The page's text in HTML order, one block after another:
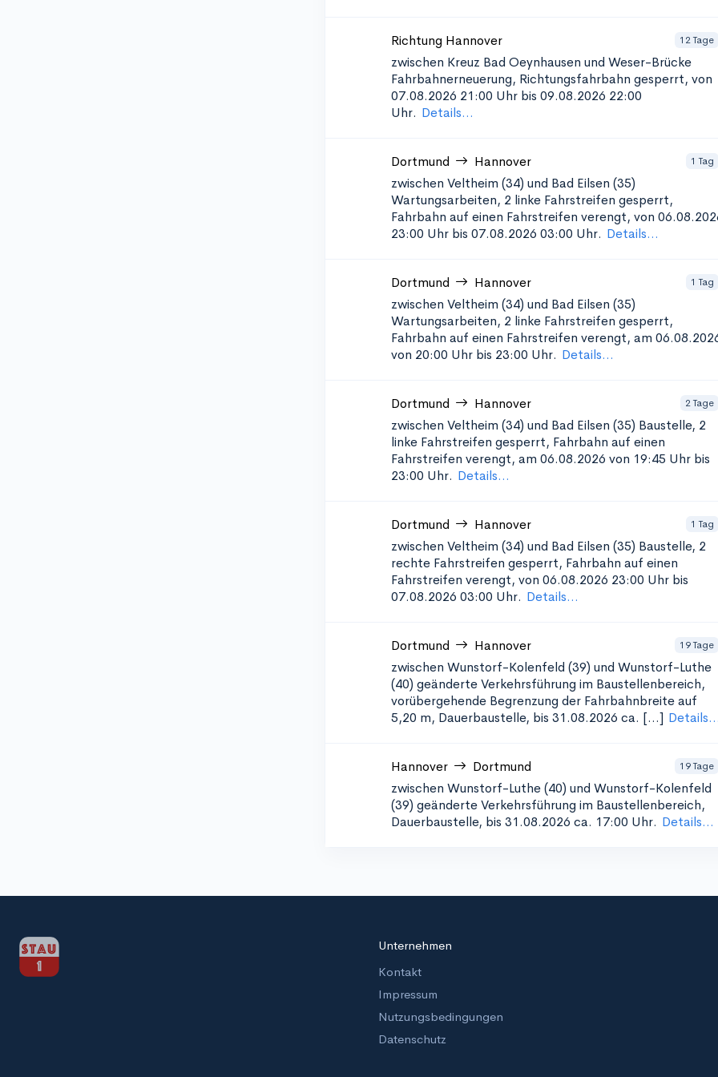
Richtung Hannover 12 Tage
zwischen Kreuz Bad Oeynhausen und Weser-Brücke
Fahrbahnerneuerung, Richtungsfahrbahn gesperrt, von
07.08.2026 21:00 Uhr bis 09.08.2026 22:00
Uhr. Details...
Dortmund Hannover 1 Tag
zwischen Veltheim (34) und Bad Eilsen (35)
Wartungsarbeiten, 2 linke Fahrstreifen gesperrt,
Fahrbahn auf einen Fahrstreifen verengt, von
23:00 Uhr bis 07.08.2026 03:00 Uhr. Details...
Dortmund Hannover 1 Tag
zwischen Veltheim (34) und Bad Eilsen (35)
Wartungsarbeiten, 2 linke Fahrstreifen gesperrt,
Fahrbahn auf einen Fahrstreifen verengt, am
von 20:00 Uhr bis 23:00 Uhr. Details...
Dortmund Hannover 2 Tage
zwischen Veltheim (34) und Bad Eilsen (35) Baustelle, 2
linke Fahrstreifen gesperrt, Fahrbahn auf einen
Fahrstreifen verengt, am 06.08.2026 von 19:45 Uhr bis
23:00 Uhr. Details...
Dortmund Hannover 1 Tag
zwischen Veltheim (34) und Bad Eilsen (35) Baustelle, 2
rechte Fahrstreifen gesperrt, Fahrbahn auf einen
Fahrstreifen verengt, von 06.08.2026 23:00 Uhr bis
07.08.2026 03:00 Uhr. Details...
Dortmund Hannover 19 Tage
zwischen Wunstorf-Kolenfeld (39) und Wunstorf-Luthe
(40) geänderte Verkehrsführung im Baustellenbereich,
vorübergehende Begrenzung der Fahrbahnbreite auf
5,20 m, Dauerbaustelle, bis 31.08.2026 ca. [...]
Hannover Dortmund 19 Tage
zwischen Wunstorf-Luthe (40) und Wunstorf-Kolenfeld
(39) geänderte Verkehrsführung im Baustellenbereich,
Dauerbaustelle, bis 31.08.2026 ca. 17:00 Uhr. Details...
Unternehmen
Kontakt
Impressum
Nutzungsbedingungen
Datenschutz